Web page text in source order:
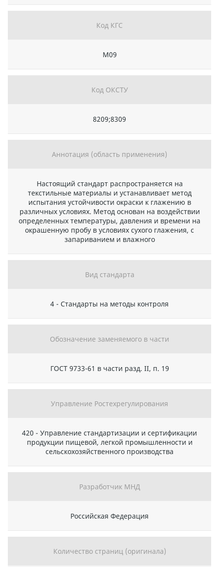
Код КГС
М09
Код ОКСТУ
8209;8309
Аннотация (область применения)
Настоящий стандарт распространяется на
текстильные материалы и устанавливает метод
испытания устойчивости окраски к глажению в
различных условиях. Метод основан на воздействии
определенных температуры, давления и времени на
окрашенную пробу в условиях сухого глажения, с
запариванием и влажного
Вид стандарта
4 - Стандарты на методы контроля
Обозначение заменяемого в части
ГОСТ 9733-61 в части разд. II, п. 19
Управление Ростехрегулирования
420 - Управление стандартизации и сертификации
продукции пищевой, легкой промышленности и
сельскохозяйственного производства
Разработчик МНД
Российская Федерация
Количество страниц (оригинала)